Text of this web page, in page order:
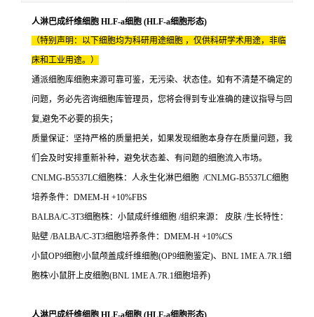
人淋巴成纤维细胞 HLF-a细胞 (HLF-a细胞形态)
（特别声明：以下细胞均为科研用途细胞 ，仅供科研学术用途，非临
床和工业用途。）
通派细胞库细胞来源可靠可鉴，无污染、状态佳。如有不清楚不确定的
问题，务必先咨询细胞库管理员，您将会得到专业准确的建议指导与回
复,避免不必要的损失；
质量保证：坚持严格的质量把关，如果发现细胞本身存在质量问题，我
们会及时安排重新补种，避免状态差、有问题的细胞流入市场。
CNLMG-B5537LC细胞株：人永生化淋巴细胞 /CNLMG-B5537LC细胞
培养条件：DMEM-H +10%FBS
BALBA/C-3T3细胞株：小鼠成纤维细胞 /组织来源： 皮肤 /生长特性：
贴壁 /BALBA/C-3T3细胞培养条件：DMEM-H +10%CS
小鼠OP9细胞\小鼠颅盖成纤维细胞(OP9细胞鉴定)、BNL 1ME A.7R.1细
胞株\小鼠肝上皮细胞(BNL 1ME A.7R.1细胞培养)
人淋巴成纤维细胞 HLF-a细胞 (HLF-a细胞形态)